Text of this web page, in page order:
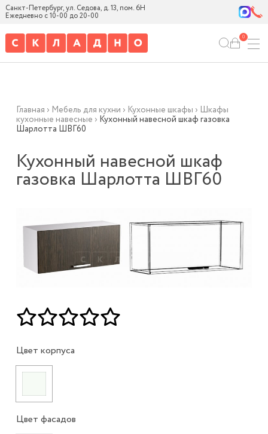
Санкт-Петербург, ул. Седова, д. 13, пом. 6Н
Ежедневно с 10-00 до 20-00
0
Главная › Мебель для кухни › Кухонные шкафы › Шкафы
кухонные навесные › Кухонный навесной шкаф газовка
Шарлотта ШВГ60
Кухонный навесной шкаф
газовка Шарлотта ШВГ60
Цвет корпуса
Цвет фасадов